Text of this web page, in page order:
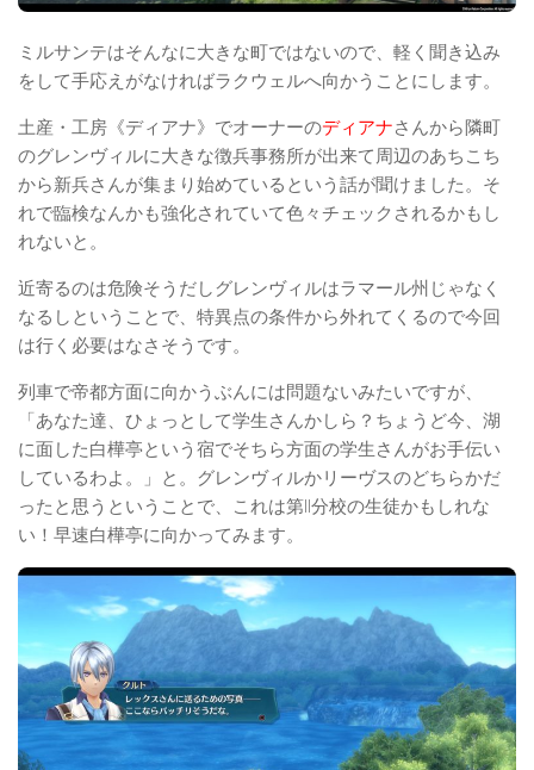
ミルサンテはそんなに大きな町ではないので、軽く聞き込み
をして手応えがなければラクウェルへ向かうことにします。
土産・工房《ディアナ》でオーナーのディアナさんから隣町
のグレンヴィルに大きな徴兵事務所が出来て周辺のあちこち
から新兵さんが集まり始めているという話が聞けました。そ
れで臨検なんかも強化されていて色々チェックされるかもし
れないと。
近寄るのは危険そうだしグレンヴィルはラマール州じゃなく
なるしということで、特異点の条件から外れてくるので今回
は行く必要はなさそうです。
列車で帝都方面に向かうぶんには問題ないみたいですが、
「あなた達、ひょっとして学生さんかしら？ちょうど今、湖
に面した白樺亭という宿でそちら方面の学生さんがお手伝い
しているわよ。」と。グレンヴィルかリーヴスのどちらかだ
ったと思うということで、これは第II分校の生徒かもしれな
い！早速白樺亭に向かってみます。